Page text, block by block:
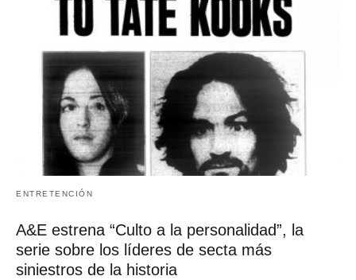
ENTRETENCIÓN
A&E estrena “Culto a la personalidad”, la
serie sobre los líderes de secta más
siniestros de la historia